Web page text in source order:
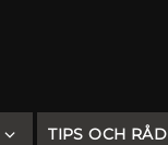
TIPS OCH RÅD